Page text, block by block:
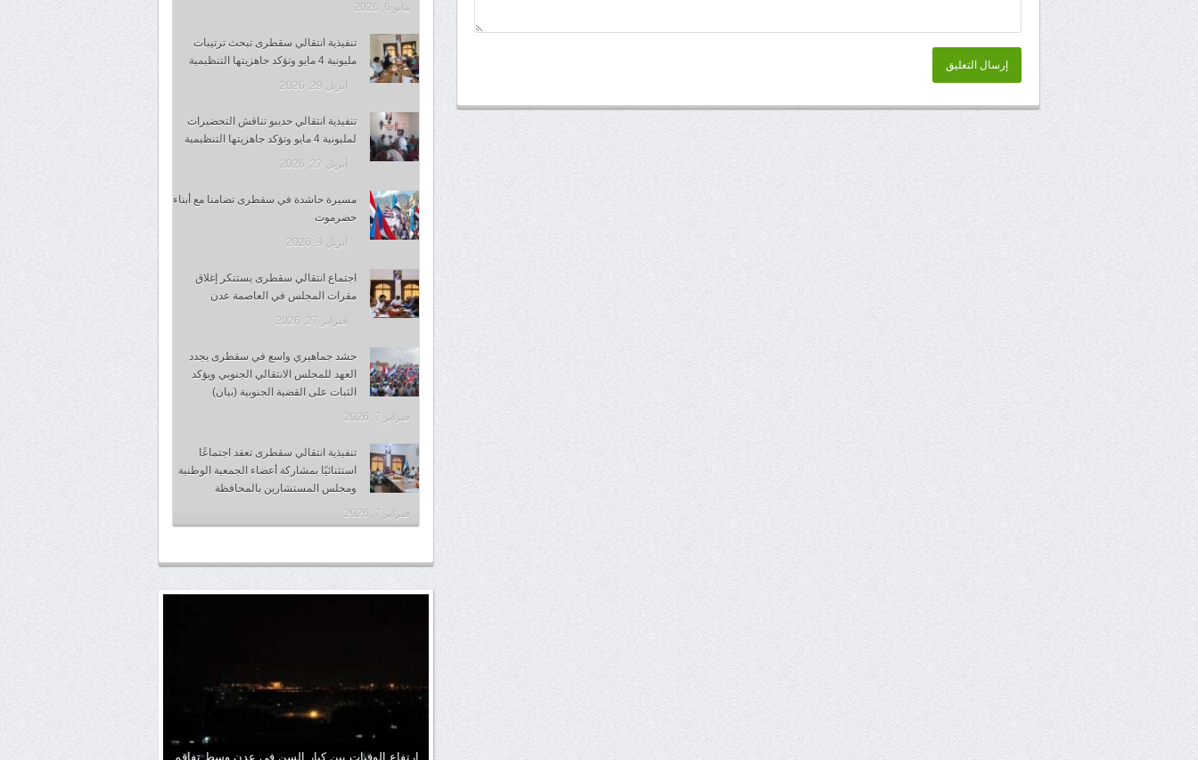
إرسال التعليق
مايو 6, 2026
تنفيذية انتقالي سقطرى تبحث ترتيبات
مليونية 4 مايو وتؤكد جاهزيتها التنظيمية
أبريل 29, 2026
تنفيذية انتقالي حديبو تناقش التحضيرات
لمليونية 4 مايو وتؤكد جاهزيتها التنظيمية
أبريل 27, 2026
مسيرة حاشدة في سقطرى تضامنا مع أبناء
حضرموت
أبريل 9, 2026
اجتماع انتقالي سقطرى يستنكر إغلاق
مقرات المجلس في العاصمة عدن
فبراير 27, 2026
حشد جماهيري واسع في سقطرى يجدد
العهد للمجلس الانتقالي الجنوبي ويؤكد
الثبات على القضية الجنوبية (بيان)
فبراير 7, 2026
تنفيذية انتقالي سقطرى تعقد اجتماعًا
استثنائيًا بمشاركة أعضاء الجمعية الوطنية
ومجلس المستشارين بالمحافظة
فبراير 7, 2026
ارتفاع الوفيات بين كبار السن في عدن وسط تفاقم